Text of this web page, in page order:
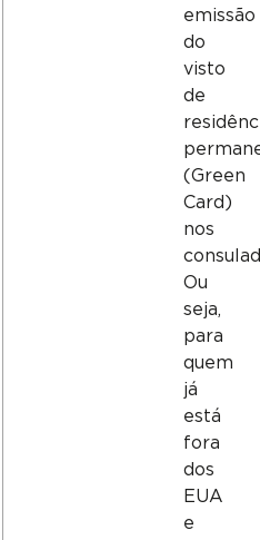
emissão
do
visto
de
(Green
Card)
nos
Ou
seja,
para
quem
já
está
fora
dos
EUA
e